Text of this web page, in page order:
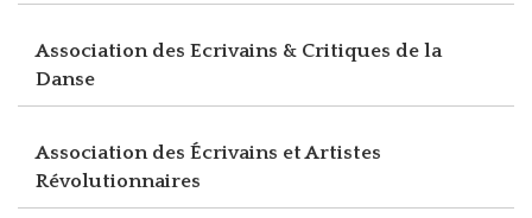
Association des Ecrivains & Critiques de la
Danse
Association des Écrivains et Artistes
Révolutionnaires